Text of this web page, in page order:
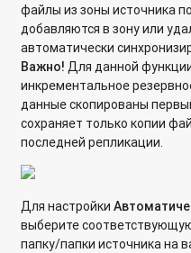
Какие версии PHP, MySQL
сетевом хранилище QNAP?
MySQL и phpMyAdmin:
администрированию
Автоматическое
компьютера под
моментального снимка
хранилищах QNAP SMB
файлы из зоны источника
добавляются в зону или
автоматически
Важно! Для данной
инкрементальное
данные скопированы
сохраняет только копии
последней репликации.
Для настройки
выберите
папку/папки источника на